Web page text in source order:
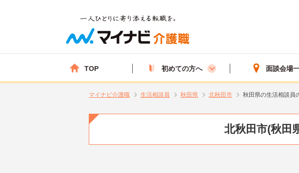
TOP 初めての方へ 面談会場
マイナビ介護職 生活相談員 秋田県 北秋田市 秋田県の生活相談員
北秋田市(秋田